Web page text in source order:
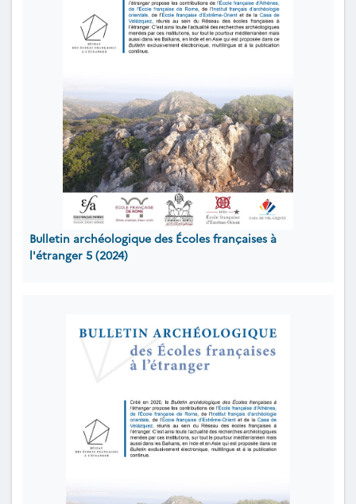
Bulletin archéologique des Écoles françaises à
l'étranger 5 (2024)